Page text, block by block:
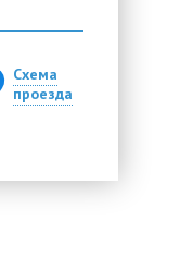
Схема
проезда